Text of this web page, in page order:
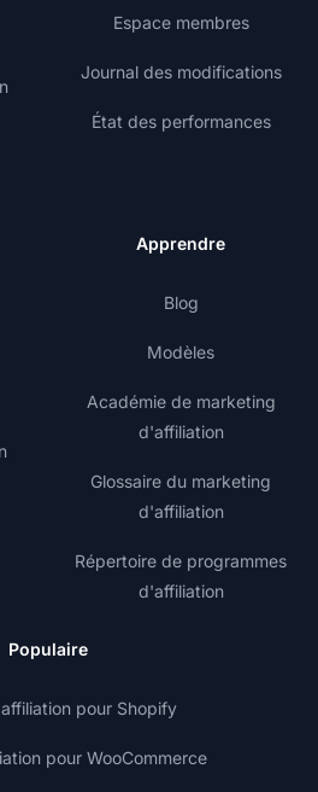
Espace membres
Journal des modifications
État des performances
Apprendre
Blog
Modèles
Académie de marketing
d'affiliation
Glossaire du marketing
d'affiliation
Répertoire de programmes
d'affiliation
Populaire
pour Shopify
pour WooCommerce